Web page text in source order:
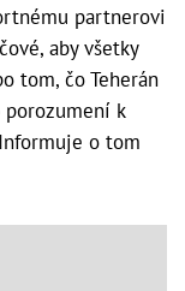
partnerovi
aby všetky
tom, čo Teherán
k
o tom